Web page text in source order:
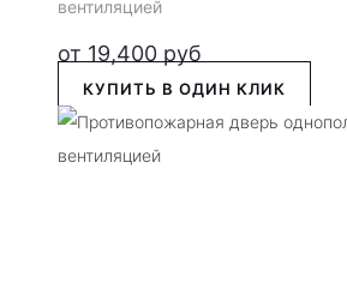
вентиляцией
от 19,400 руб
КУПИТЬ В ОДИН КЛИК